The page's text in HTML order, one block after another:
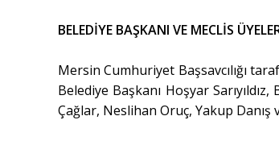
BELEDİYE BAŞKANI VE MECLİS
Mersin Cumhuriyet Başsavcılığı
Belediye Başkanı Hoşyar
Çağlar, Neslihan Oruç, Yakup